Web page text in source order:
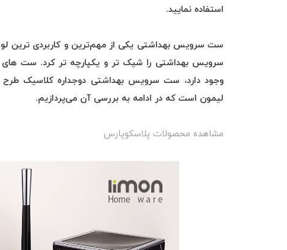
استفاده نمایید.
ست سرویس بهداشتی یکی از مهم‌ترین و کاربردی ترین
سرویس بهداشتی را شیک تر و یکپارچه تر کرد. ست های
وجود دارد، ست سرویس بهداشتی دوجداره کلاسیک طرح
لیمون است که در ادامه به بررسی آن می‌پردازیم.
مشاهده محصولات پلاسکوپارس